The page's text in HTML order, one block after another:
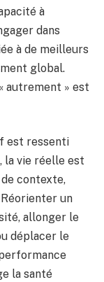
à
dans
à de meilleurs
global.
autrement » est
est ressenti
la vie réelle est
contexte,
Réorienter un
allonger le
déplacer le
la santé